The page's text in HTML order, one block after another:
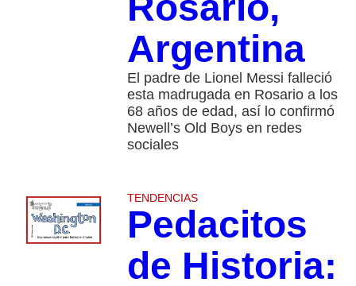
Argentina
El padre de Lionel Messi falleció
esta madrugada en Rosario a los
68 años de edad, así lo confirmó
Newell’s Old Boys en redes
sociales
TENDENCIAS
Pedacitos
de Historia: